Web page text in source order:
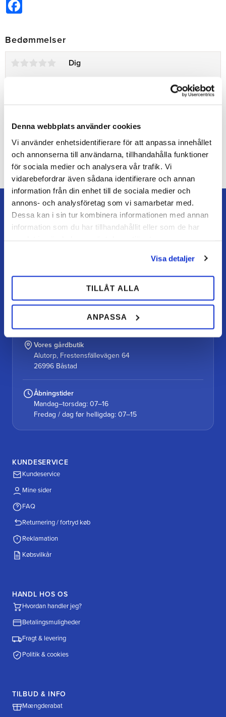
Denna webbplats använder cookies
Vi använder enhetsidentifierare för att anpassa innehållet
och annonserna till användarna, tillhandahålla funktioner
för sociala medier och analysera vår trafik. Vi
vidarebefordrar även sådana identifierare och annan
information från din enhet till de sociala medier och
annons- och analysföretag som vi samarbetar med.
Dessa kan i sin tur kombinera informationen med annan
information som du har tillhandahållit eller som de har
Visa detaljer
TILLÅT ALLA
ANPASSA
Bedømmelser
Dig
Bliv den første, der giver en bedømmelse.
Din hovslagerbutik online med stort lager, hurtig levering
kundtjanst@teamalutorp.se
Vores gårdbutik
Alutorp, Frestensfällevägen 64
26996 Båstad
Åbningstider
Mandag–torsdag: 07–16
Fredag / dag før helligdag: 07–15
KUNDESERVICE
Kundeservice
Mine sider
FAQ
Returnering / fortryd køb
Reklamation
Købsvilkår
HANDL HOS OS
Hvordan handler jeg?
Betalingsmuligheder
Fragt & levering
Politik & cookies
TILBUD & INFO
Mængderabat